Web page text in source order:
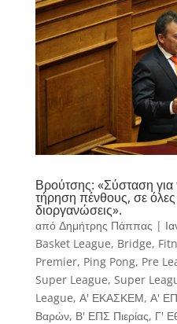
Βρούτσης: «Σύσταση για
τήρηση πένθους, σε όλες
διοργανώσεις».
από Δημήτρης Πάππας |
Basket League, Bridge,
Premier, Ping Pong, Pre
Super League, Super
League, Α' ΕΚΑΣΚΕΜ, Α'
Βαρών, Β' ΕΠΣ Πιερίας, Γ'